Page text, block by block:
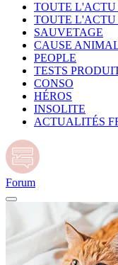
TOUTE L'ACTU
TOUTE L'ACTU
SAUVETAGE
CAUSE
PEOPLE
TESTS
CONSO
HÉROS
INSOLITE
ACTUALITÉS
Forum